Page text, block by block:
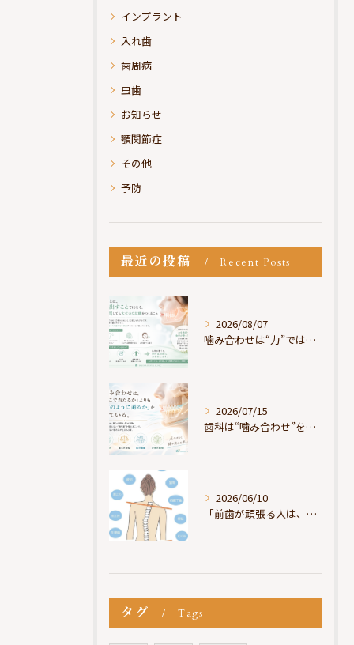
インプラント
入れ歯
歯周病
虫歯
お知らせ
顎関節症
その他
予防
最近の投稿 Recent Posts
2026/08/07
噛み合わせは“力”ではなく“許可”である
2026/07/15
歯科は“噛み合わせ”を見ているが、身体は“通り道”を見ている
2026/06/10
「前歯が頑張る人は、だいたい疲れている」
タグ Tags